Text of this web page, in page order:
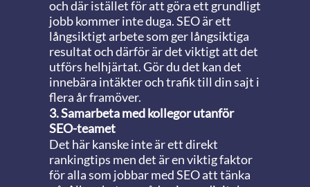
och där istället för att göra ett grundligt
jobb kommer inte duga. SEO är ett
långsiktigt arbete som ger långsiktiga
resultat och därför är det viktigt att det
utförs helhjärtat. Gör du det kan det
innebära intäkter och trafik till din sajt i
flera år framöver.
3. Samarbeta med kollegor utanför
SEO-teamet
Det här kanske inte är ett direkt
rankingtips men det är en viktig faktor
för alla som jobbar med SEO att tänka